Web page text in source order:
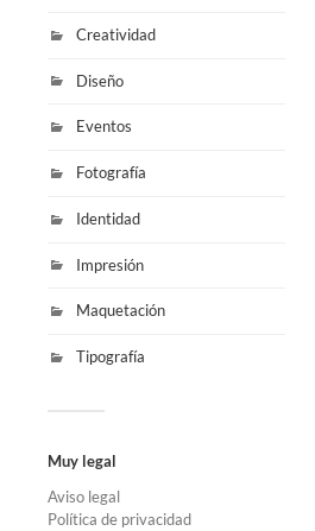
Creatividad
Diseño
Eventos
Fotografía
Identidad
Impresión
Maquetación
Tipografía
Muy legal
Aviso legal
Política de privacidad